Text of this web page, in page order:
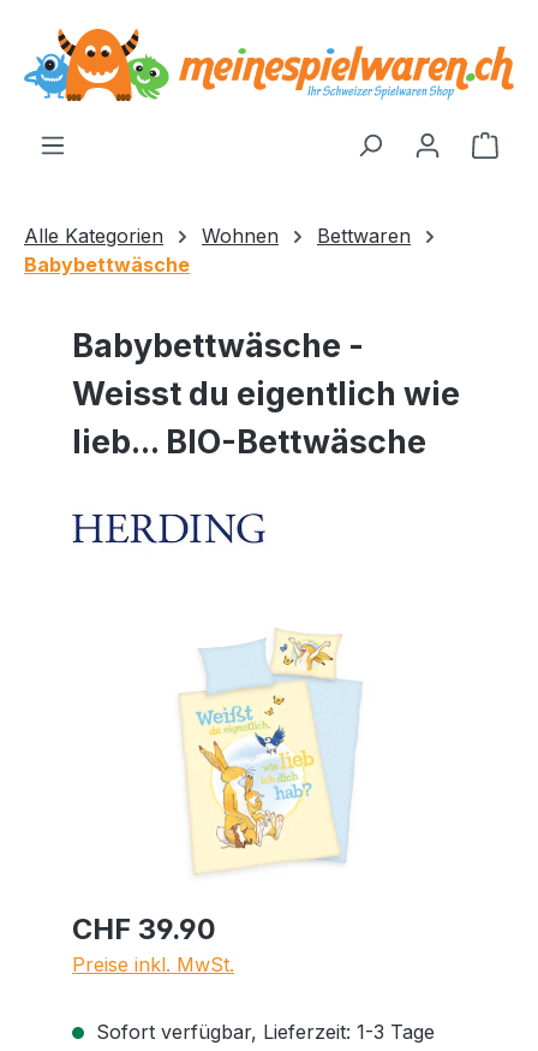
springen
Alle Kategorien Wohnen
Bettwaren
Babybettwäsche
Babybettwäsche -
Weisst du eigentlich wie
lieb... BIO-Bettwäsche
Bildergalerie überspringen
CHF 39.90
Preise inkl. MwSt.
Sofort verfügbar, Lieferzeit: 1-3 Tage